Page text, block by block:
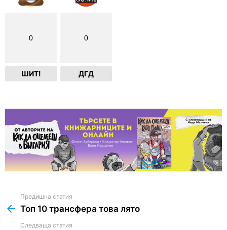
0
ШИТ!
0
ДГД
more
Предишна статия
Топ 10 трансфера това лято
Следваща статия